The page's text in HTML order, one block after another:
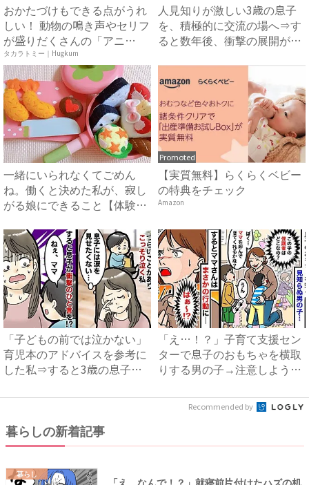
おかたづけもできる点がうれ
しい！ 動物の鳴き声やセリフ
が盛りだくさんの「アニ
ア ...
タカラトミー｜Hugkum
人見知りが激しい3歳の息子
を、積極的に交流の場へ⇒す
ると数年後、衝撃の展開が待
一緒にいられなくてごめん
ね。働くと決めた私が、寂し
がる娘にできること【体験
Promoted
【実質無料】らくらくベビー
の特典をチェック
Amazon
「子どもの前では泣かない」
育児本のアドバイスを参考に
した私⇒すると3歳の息子が
「え…！？」子育て支援セン
ターで息子のおもちゃを横取
りする男の子→注意しようと
Recommended by
暮らしの新着記事
暮らし